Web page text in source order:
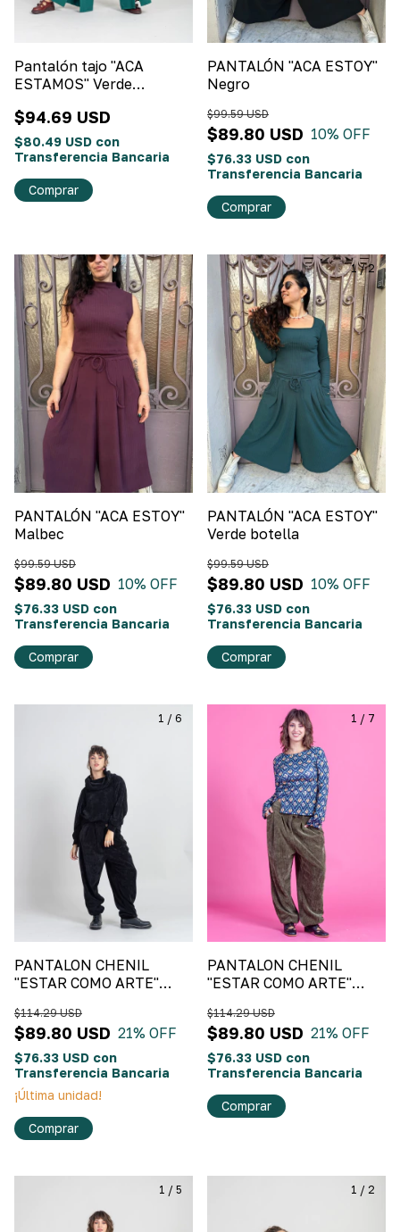
Pantalón tajo "ACA
ESTAMOS" Verde
$94.69 USD
$80.49 USD con
Transferencia Bancaria
Comprar
PANTALÓN "ACA ESTOY"
Negro
$89.80 USD
$99.59 USD
10% OFF
$76.33 USD con
Transferencia Bancaria
Comprar
PANTALÓN "ACA ESTOY"
Malbec
$89.80 USD
$99.59 USD
10% OFF
$76.33 USD con
Transferencia Bancaria
Comprar
1/2
PANTALÓN "ACA ESTOY"
Verde botella
$89.80 USD
$99.59 USD
10% OFF
$76.33 USD con
Transferencia Bancaria
Comprar
1 / 6
PANTALON CHENIL
"ESTAR COMO ARTE"
$89.80 USD
$114.29 USD
21% OFF
$76.33 USD con
Transferencia Bancaria
¡Última unidad!
Comprar
1 / 7
PANTALON CHENIL
"ESTAR COMO ARTE"
$89.80 USD
$114.29 USD
21% OFF
$76.33 USD con
Transferencia Bancaria
Comprar
1 / 5 1 / 2